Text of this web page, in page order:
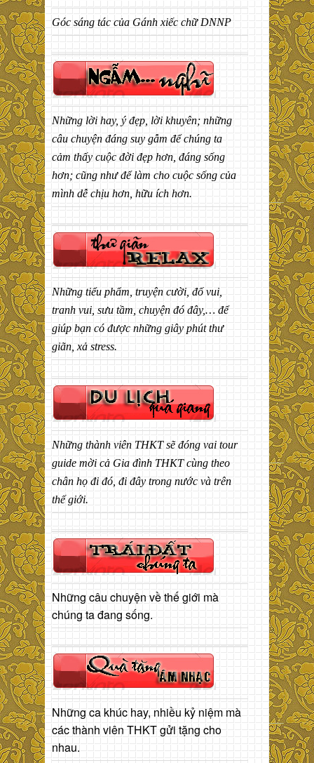
Góc sáng tác của Gánh xiếc chữ DNNP
Những lời hay, ý đẹp, lời khuyên; những
câu chuyện đáng suy gẫm để chúng ta
cảm thấy cuộc đời đẹp hơn, đáng sống
hơn; cũng như để làm cho cuộc sống của
mình dễ chịu hơn, hữu ích hơn.
Những tiểu phẩm, truyện cười, đố vui,
tranh vui, sưu tầm, chuyện đó đây,… để
giúp bạn có được những giây phút thư
giãn, xả stress.
Những thành viên THKT sẽ đóng vai tour
guide mời cả Gia đình THKT cùng theo
chân họ đi đó, đi đây trong nước và trên
thế giới.
Những câu chuyện về thế giới mà
chúng ta đang sống.
Những ca khúc hay, nhiều kỷ niệm mà
các thành viên THKT gửi tặng cho
nhau.